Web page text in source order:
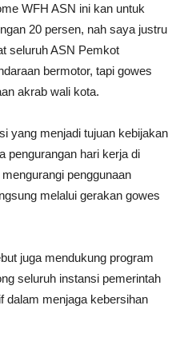
WFH ASN ini kan untuk
20 persen, nah saya justru
seluruh ASN Pemkot
bermotor, tapi gowes
akrab wali kota.
yang menjadi tujuan kebijakan
pengurangan hari kerja di
penggunaan
melalui gerakan gowes
juga mendukung program
seluruh instansi pemerintah
dalam menjaga kebersihan